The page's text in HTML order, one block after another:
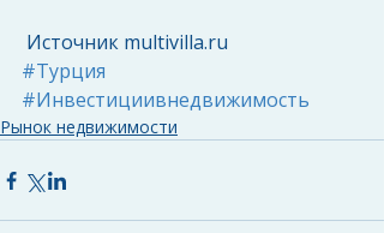
Источник multivilla.ru
#Турция
#Инвестициивнедвижимость
Рынок недвижимости